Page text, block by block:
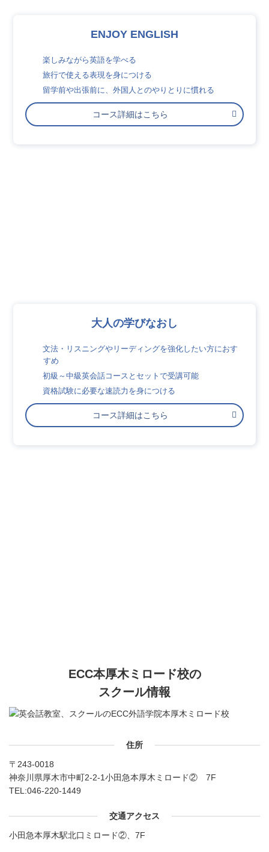
ENJOY ENGLISH
楽しみながら英語を学べる
旅行で使える表現を身につける
留学前や出張前に、外国人とのやりとりに慣れる
コース詳細はこちら
大人の学びなおし
文法・リスニングやリーディングを強化したい方におす
すめ
初級～中級英会話コースとセットで受講可能
資格試験に必要な速読力を身につける
コース詳細はこちら
ECC本厚木ミロード校の
スクール情報
住所
〒243-0018
神奈川県厚木市中町2-2-1小田急本厚木ミロード② 7F
TEL:046-220-1449
交通アクセス
小田急本厚木駅北口ミロード②、7F